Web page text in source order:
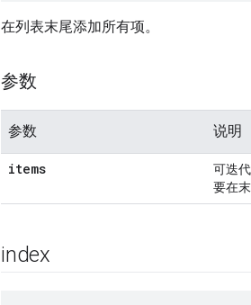
在列表末尾添加所有项。
参数
参数 说明
items
可迭
要在
index